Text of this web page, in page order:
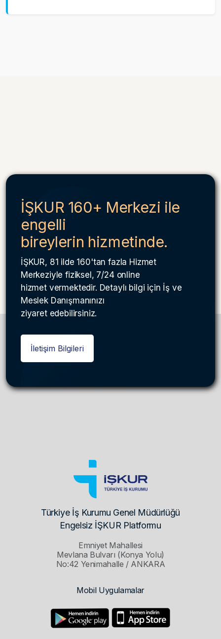
İŞKUR 160+ Merkezi ile
engelli
bireylerin hizmetinde.
İŞKUR, 81 ilde 160'tan fazla Hizmet
Merkeziyle fiziksel, 7/24 online
hizmet vermektedir. Detaylı bilgi için İş ve
Meslek Danışmanınızı
ziyaret edebilirsiniz.
İletişim Bilgileri
Türkiye İş Kurumu Genel Müdürlüğü
Engelsiz İŞKUR Platformu
Emniyet Mahallesi
Mevlana Bulvarı (Konya Yolu)
No:42 Yenimahalle / ANKARA
Mobil Uygulamalar